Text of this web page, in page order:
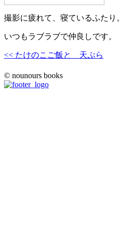
撮影に疲れて、寝ているふたり。
いつもラブラブで仲良しです。
<< たけのこご飯と 天ぷら
© nounours books